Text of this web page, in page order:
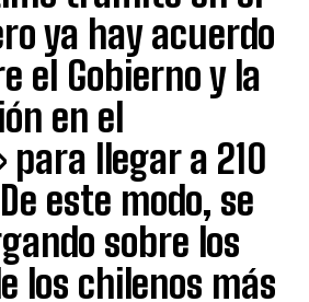
ya hay acuerdo
el Gobierno y la
en el
para llegar a 210
este modo, se
sobre los
los chilenos más